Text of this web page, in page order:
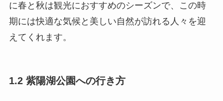
に春と秋は観光におすすめのシーズンで、この時
期には快適な気候と美しい自然が訪れる人々を迎
えてくれます。
1.2 紫陽湖公園への行き方